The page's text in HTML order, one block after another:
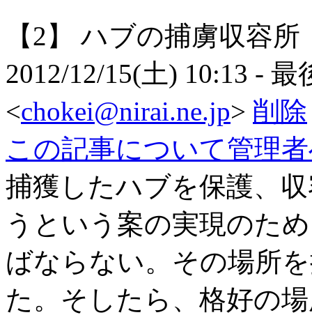
【2】ハブの捕虜収容所
2012/12/15(土) 10:13 - 最
<chokei@nirai.ne.jp> 削除
この記事について管理
捕獲したハブを保護、
うという案の実現のた
ばならない。その場所
た。そしたら、格好の